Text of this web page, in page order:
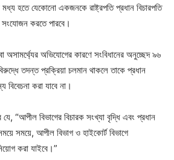
হতে যেকোনো একজনকে রাষ্ট্রপতি প্রধান বিচারপতি
সংযোজন করতে পারবে।
অসামর্থ্যের অভিযোগের কারণে সংবিধানের অনুচ্ছেদ ৯৬
তদন্ত প্রক্রিয়া চলমান থাকলে তাকে প্রধান
বিবেচনা করা যাবে না।
“আপীল বিভাগের বিচারক সংখ্যা বৃদ্ধি এবং প্রধান
সময়ে, আপীল বিভাগ ও হাইকোর্ট বিভাগে
করা যাইবে।”